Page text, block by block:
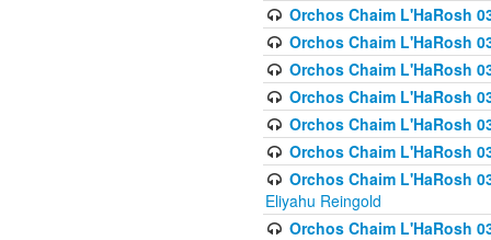
Orchos Chaim L'HaRosh
Orchos Chaim L'HaRosh
Orchos Chaim L'HaRosh
Orchos Chaim L'HaRosh
Orchos Chaim L'HaRosh
Orchos Chaim L'HaRosh
Orchos Chaim L'HaRosh
Eliyahu Reingold
Orchos Chaim L'HaRosh